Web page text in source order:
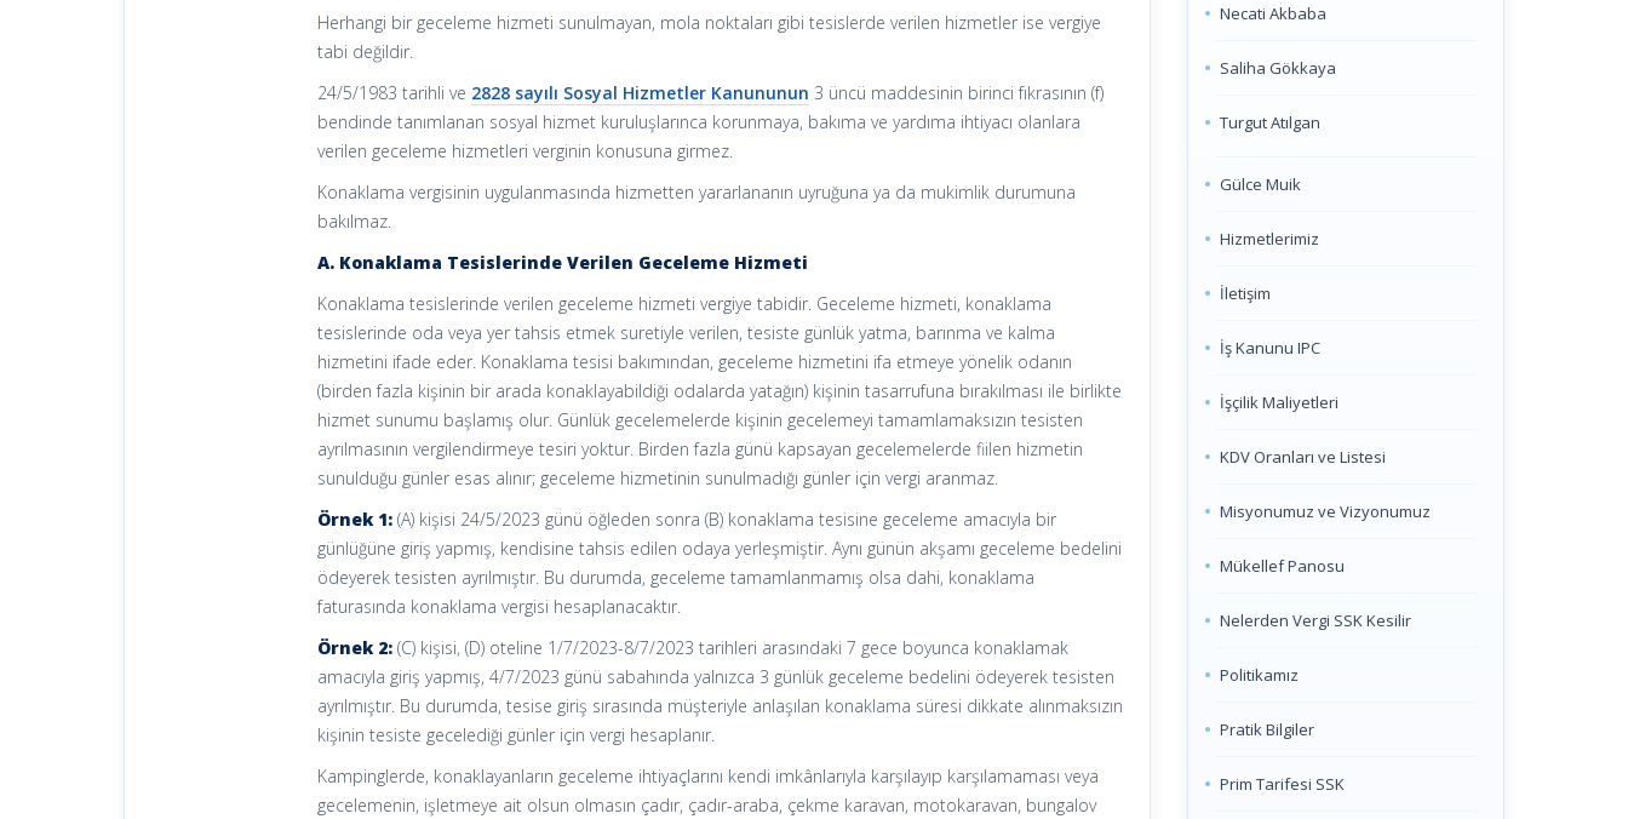
Herhangi bir geceleme hizmeti sunulmayan, mola noktaları gibi tesislerde verilen hizmetler ise vergiye
tabi değildir.
24/5/1983 tarihli ve 2828 sayılı Sosyal Hizmetler Kanununun 3 üncü maddesinin birinci fıkrasının (f)
bendinde tanımlanan sosyal hizmet kuruluşlarınca korunmaya, bakıma ve yardıma ihtiyacı olanlara
verilen geceleme hizmetleri verginin konusuna girmez.
Konaklama vergisinin uygulanmasında hizmetten yararlananın uyruğuna ya da mukimlik durumuna
bakılmaz.
A. Konaklama Tesislerinde Verilen Geceleme Hizmeti
Konaklama tesislerinde verilen geceleme hizmeti vergiye tabidir. Geceleme hizmeti, konaklama
tesislerinde oda veya yer tahsis etmek suretiyle verilen, tesiste günlük yatma, barınma ve kalma
hizmetini ifade eder. Konaklama tesisi bakımından, geceleme hizmetini ifa etmeye yönelik odanın
(birden fazla kişinin bir arada konaklayabildiği odalarda yatağın) kişinin tasarrufuna bırakılması ile birlikte
hizmet sunumu başlamış olur. Günlük gecelemelerde kişinin gecelemeyi tamamlamaksızın tesisten
ayrılmasının vergilendirmeye tesiri yoktur. Birden fazla günü kapsayan gecelemelerde fiilen hizmetin
sunulduğu günler esas alınır; geceleme hizmetinin sunulmadığı günler için vergi aranmaz.
Örnek 1: (A) kişisi 24/5/2023 günü öğleden sonra (B) konaklama tesisine geceleme amacıyla bir
günlüğüne giriş yapmış, kendisine tahsis edilen odaya yerleşmiştir. Aynı günün akşamı geceleme bedelini
ödeyerek tesisten ayrılmıştır. Bu durumda, geceleme tamamlanmamış olsa dahi, konaklama
faturasında konaklama vergisi hesaplanacaktır.
Örnek 2:(C) kişisi, (D) oteline 1/7/2023-8/7/2023 tarihleri arasındaki 7 gece boyunca konaklamak
amacıyla giriş yapmış, 4/7/2023 günü sabahında yalnızca 3 günlük geceleme bedelini ödeyerek tesisten
ayrılmıştır. Bu durumda, tesise giriş sırasında müşteriyle anlaşılan konaklama süresi dikkate alınmaksızın
kişinin tesiste gecelediği günler için vergi hesaplanır.
Kampinglerde, konaklayanların geceleme ihtiyaçlarını kendi imkânlarıyla karşılayıp karşılamaması veya
gecelemenin, işletmeye ait olsun olmasın çadır, çadır-araba, çekme karavan, motokaravan, bungalov
Necati Akbaba
Saliha Gökkaya
Turgut Atılgan
Gülce Muik
Hizmetlerimiz
İletişim
İş Kanunu IPC
İşçilik Maliyetleri
KDV Oranları ve Listesi
Misyonumuz ve Vizyonumuz
Mükellef Panosu
Nelerden Vergi SSK Kesilir
Politikamız
Pratik Bilgiler
Prim Tarifesi SSK